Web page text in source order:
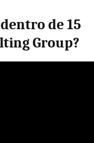
de 15
Group?